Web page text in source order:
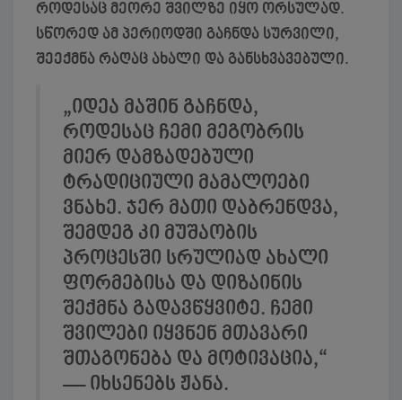
როდესაც მეორე შვილზე იყო ორსულად.
სწორედ ამ პერიოდში გაჩნდა სურვილი,
შეექმნა რაღაც ახალი და განსხვავებული.
„იდეა მაშინ გაჩნდა,
როდესაც ჩემი მეგობრის
მიერ დამზადებული
ტრადიციული მამალოები
ვნახე. ჯერ მათი დაბრენდვა,
შემდეგ კი მუშაობის
პროცესში სრულიად ახალი
ფორმებისა და დიზაინის
შექმნა გადავწყვიტე. ჩემი
შვილები იყვნენ მთავარი
შთაგონება და მოტივაცია,“
— იხსენებს ჟანა.